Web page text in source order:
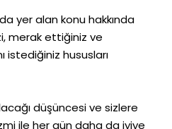
yer alan konu hakkında
merak ettiğiniz ve
istediğiniz hususları
düşüncesi ve sizlere
ile her gün daha da iyiye